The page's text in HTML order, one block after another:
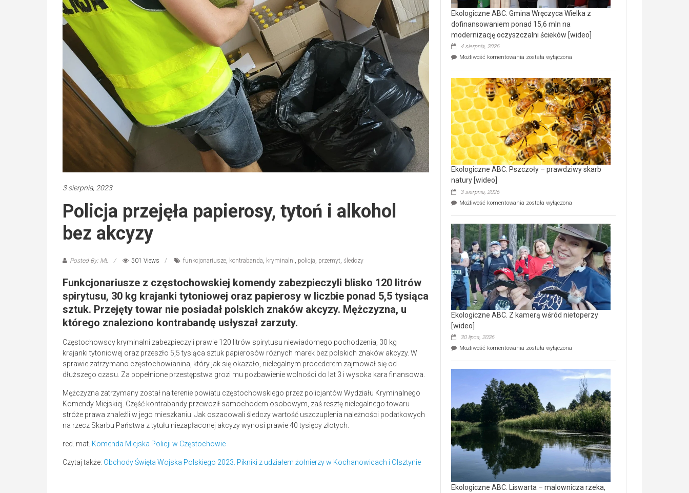
3 sierpnia, 2023
Policja przejęła papierosy, tytoń i alkohol
bez akcyzy
Posted By: ML 501 Views funkcjonariusze kontrabanda kryminalni policja przemyt śledczy
Funkcjonariusze z częstochowskiej komendy zabezpieczyli blisko 120 litrów
spirytusu, 30 kg krajanki tytoniowej oraz papierosy w liczbie ponad 5,5 tysiąca
sztuk. Przejęty towar nie posiadał polskich znaków akcyzy. Mężczyzna, u
którego znaleziono kontrabandę usłyszał zarzuty.
Częstochowscy kryminalni zabezpieczyli prawie 120 litrów spirytusu niewiadomego pochodzenia, 30 kg
krajanki tytoniowej oraz przeszło 5,5 tysiąca sztuk papierosów różnych marek bez polskich znaków akcyzy. W
sprawie zatrzymano częstochowianina, który jak się okazało, nielegalnym procederem zajmował się od
dłuższego czasu. Za popełnione przestępstwa grozi mu pozbawienie wolności do lat 3 i wysoka kara finansowa.
Mężczyzna zatrzymany został na terenie powiatu częstochowskiego przez policjantów Wydziału Kryminalnego
Komendy Miejskiej. Część kontrabandy przewoził samochodem osobowym, zaś resztę nielegalnego towaru
stróże prawa znaleźli w jego mieszkaniu. Jak oszacowali śledczy wartość uszczuplenia należności podatkowych
na rzecz Skarbu Państwa z tytułu niezapłaconej akcyzy wynosi prawie 40 tysięcy złotych.
red. mat. Komenda Miejska Policji w Częstochowie
Czytaj także: Obchody Święta Wojska Polskiego 2023. Pikniki z udziałem żołnierzy w Kochanowicach i Olsztynie
Ekologiczne ABC. Gmina Wręczyca Wielka z
dofinansowaniem ponad 15,6 mln na
modernizację oczyszczalni ścieków [wideo]
4 sierpnia, 2026
Możliwość komentowania Ekologiczne
Wręczyca
Wielka
z
dofinansowaniem
ponad
15,6
mln
na
modernizację
oczyszczalni
ścieków
[wideo]
została wyłączona
Ekologiczne ABC. Pszczoły – prawdziwy skarb
natury [wideo]
3 sierpnia, 2026
Możliwość komentowania Ekologiczne
–
prawdziwy
skarb
natury
[wideo]
została wyłączona
Ekologiczne ABC. Z kamerą wśród nietoperzy
[wideo]
30 lipca, 2026
Możliwość komentowania Ekologiczne
wśród
nietoperzy
[wideo]
została wyłączona
Ekologiczne ABC. Liswarta – malownicza rzeka,